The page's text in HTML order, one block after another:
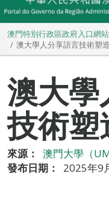
澳門特別行政區政府入口網站
澳大學人分享語言技術塑
澳大
技術
來源：
澳門大學（UM
發布日期：
2025年9